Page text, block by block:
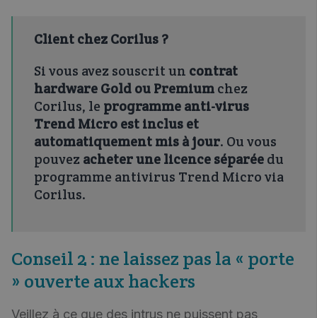
Client chez Corilus ?
Si vous avez souscrit un contrat
hardware Gold ou Premium chez
Corilus, le programme anti-virus
Trend Micro est inclus et
automatiquement mis à jour. Ou vous
pouvez acheter une licence séparée du
programme antivirus Trend Micro via
Corilus.
Conseil 2 : ne laissez pas la « porte
» ouverte aux hackers
Veillez à ce que des intrus ne puissent pas